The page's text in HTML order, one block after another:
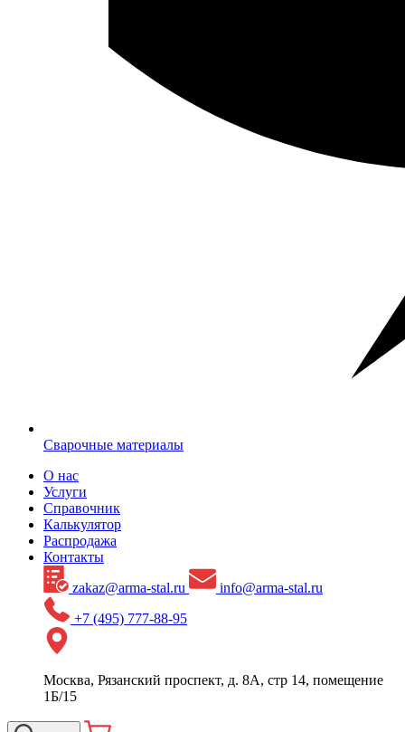
Сварочные материалы
О нас
Услуги
Справочник
Калькулятор
Распродажа
Контакты
zakaz@arma-stal.ru
info@arma-stal.ru
+7 (495) 777-88-95
Москва, Рязанский проспект, д. 8А, стр 14, помещение
1Б/15